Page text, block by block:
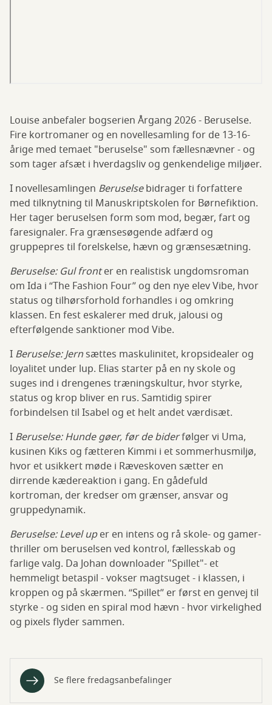
Louise anbefaler bogserien Årgang 2026 - Beruselse.
Fire kortromaner og en novellesamling for de 13-16-
årige med temaet "beruselse" som fællesnævner - og
som tager afsæt i hverdagsliv og genkendelige miljøer.
I novellesamlingen Beruselsebidrager ti forfattere
med tilknytning til Manuskriptskolen for Børnefiktion.
Her tager beruselsen form som mod, begær, fart og
faresignaler. Fra grænsesøgende adfærd og
gruppepres til forelskelse, hævn og grænsesætning.
Beruselse: Gul fronter en realistisk ungdomsroman
om Ida i “The Fashion Four” og den nye elev Vibe, hvor
status og tilhørsforhold forhandles i og omkring
klassen. En fest eskalerer med druk, jalousi og
efterfølgende sanktioner mod Vibe.
I Beruselse: Jernsættes maskulinitet, kropsidealer og
loyalitet under lup. Elias starter på en ny skole og
suges ind i drengenes træningskultur, hvor styrke,
status og krop bliver en rus. Samtidig spirer
forbindelsen til Isabel og et helt andet værdisæt.
I Beruselse: Hunde gøer, før de biderfølger vi Uma,
kusinen Kiks og fætteren Kimmi i et sommerhusmiljø,
hvor et usikkert møde i Ræveskoven sætter en
dirrende kædereaktion i gang. En gådefuld
kortroman, der kredser om grænser, ansvar og
gruppedynamik.
Beruselse: Level uper en intens og rå skole- og gamer-
thriller om beruselsen ved kontrol, fællesskab og
farlige valg. Da Johan downloader "Spillet"- et
hemmeligt betaspil - vokser magtsuget - i klassen, i
kroppen og på skærmen. “Spillet” er først en genvej til
styrke - og siden en spiral mod hævn - hvor virkelighed
og pixels flyder sammen.
Se flere fredagsanbefalinger